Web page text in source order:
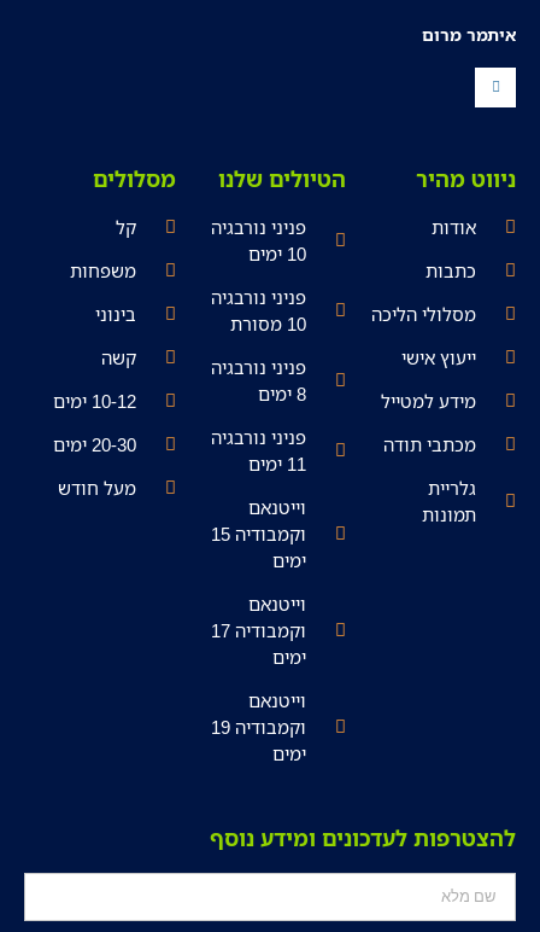
איתמר מרום
ניווט מהיר
אודות
כתבות
מסלולי הליכה
ייעוץ אישי
מידע למטייל
מכתבי תודה
גלריית
תמונות
הטיולים שלנו
פניני נורבגיה
10 ימים
פניני נורבגיה
10 מסורת
פניני נורבגיה
8 ימים
פניני נורבגיה
11 ימים
וייטנאם
וקמבודיה 15
ימים
וייטנאם
וקמבודיה 17
ימים
וייטנאם
וקמבודיה 19
ימים
מסלולים
קל
משפחות
בינוני
קשה
10-12 ימים
20-30 ימים
מעל חודש
להצטרפות לעדכונים ומידע נוסף